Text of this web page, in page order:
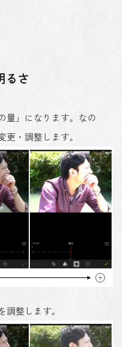
るさ
量」になります。なの
・調整します。
調整します。